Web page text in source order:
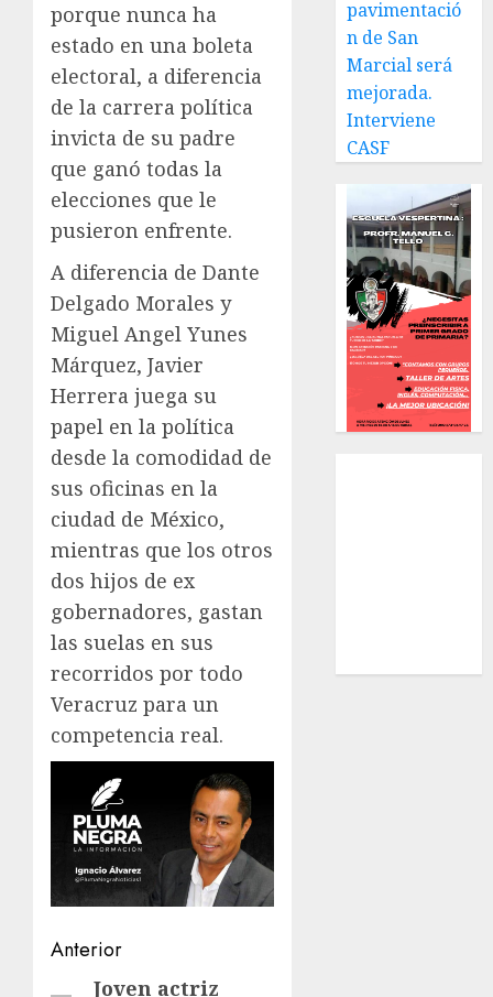
porque nunca ha
estado en una boleta
electoral, a diferencia
de la carrera política
invicta de su padre
que ganó todas la
elecciones que le
pusieron enfrente.
A diferencia de Dante
Delgado Morales y
Miguel Angel Yunes
Márquez, Javier
Herrera juega su
papel en la política
desde la comodidad de
sus oficinas en la
ciudad de México,
mientras que los otros
dos hijos de ex
gobernadores, gastan
las suelas en sus
recorridos por todo
Veracruz para un
competencia real.
Navegación
Anterior
EntradaJoven actriz
pavimentació
n de San
Marcial será
mejorada.
Interviene
CASF